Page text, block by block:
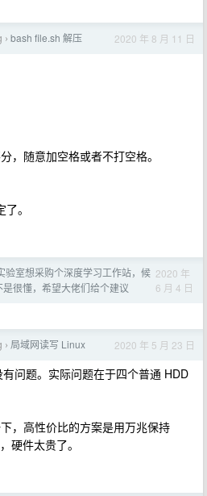
› bash file.sh 解压 2020 年 8 月 11 日
，随意加空格或者不打空格。
。
验室想采购个深度学习工作站，候
很懂，希望大佬们给个建议
2020 年
6 月 4 日
› 局域网读写 Linux 2020 年 5 月 23 日
问题。实际问题在于四个普通 HDD
，高性价比的方案是用万兆保持
硬件太贵了。